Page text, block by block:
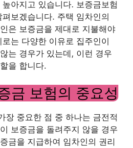
아지고 있습니다. 보증금보험
보겠습니다. 주택 임차인의
은 보증금을 제대로 지불해야
는 다양한 이유로 집주인이
는 경우가 있는데, 이런 경우
을 합니다.
금 보험의 중요성
장 중요한 점 중 하나는 금전적
보증금을 돌려주지 않을 경우
금을 지급하여 임차인의 권리